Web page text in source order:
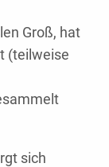
Groß, hat
(teilweise
sich